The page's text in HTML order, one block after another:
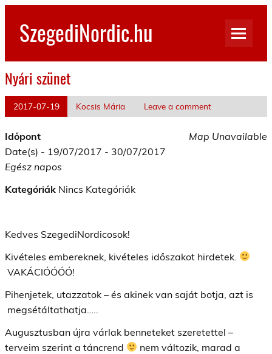
Skip
contentSzegediNordic.hu
Nyári szünet
2017-07-19 Kocsis Mária Leave a comment
Map Unavailable
Időpont
Date(s) - 19/07/2017 - 30/07/2017
Egész napos
Kategóriák Nincs Kategóriák
Kedves SzegediNordicosok!
Kivételes embereknek, kivételes időszakot hirdetek.
VAKÁCIÓÓÓÓ!
Pihenjetek, utazzatok – és akinek van saját botja, azt is
megsétáltathatja…..
Augusztusban újra várlak benneteket szeretettel –
terveim szerint a táncrend
nem változik, marad a